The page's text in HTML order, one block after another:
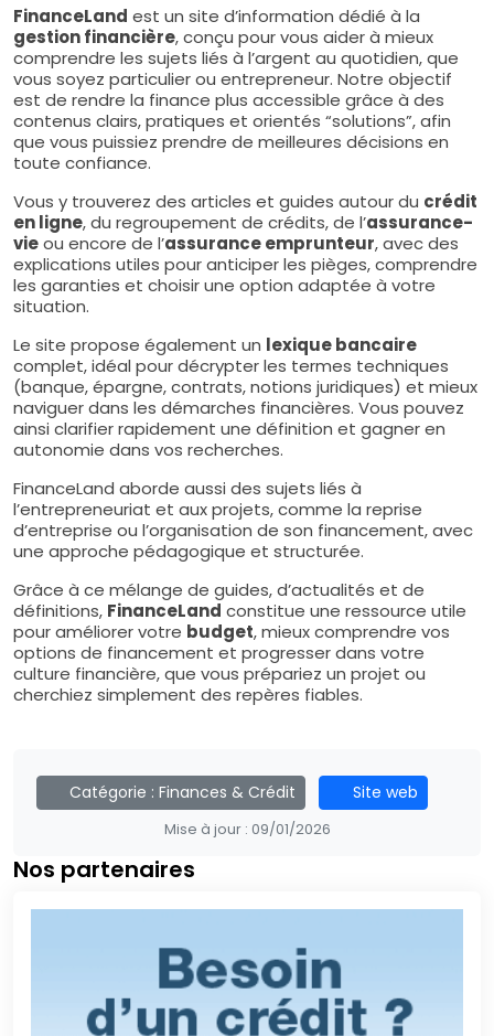
FinanceLand est un site d’information dédié à la
gestion financière, conçu pour vous aider à mieux
comprendre les sujets liés à l’argent au quotidien, que
vous soyez particulier ou entrepreneur. Notre objectif
est de rendre la finance plus accessible grâce à des
contenus clairs, pratiques et orientés “solutions”, afin
que vous puissiez prendre de meilleures décisions en
toute confiance.
Vous y trouverez des articles et guides autour du crédit
en ligne, du regroupement de crédits, de l’assurance-
vieou encore de l’assurance emprunteur, avec des
explications utiles pour anticiper les pièges, comprendre
les garanties et choisir une option adaptée à votre
situation.
Le site propose également un lexique bancaire
complet, idéal pour décrypter les termes techniques
(banque, épargne, contrats, notions juridiques) et mieux
naviguer dans les démarches financières. Vous pouvez
ainsi clarifier rapidement une définition et gagner en
autonomie dans vos recherches.
FinanceLand aborde aussi des sujets liés à
l’entrepreneuriat et aux projets, comme la reprise
d’entreprise ou l’organisation de son financement, avec
une approche pédagogique et structurée.
Grâce à ce mélange de guides, d’actualités et de
définitions, FinanceLand constitue une ressource utile
pour améliorer votre budget, mieux comprendre vos
options de financement et progresser dans votre
culture financière, que vous prépariez un projet ou
cherchiez simplement des repères fiables.
Catégorie : Finances & Crédit Site web
Mise à jour : 09/01/2026
Nos partenaires